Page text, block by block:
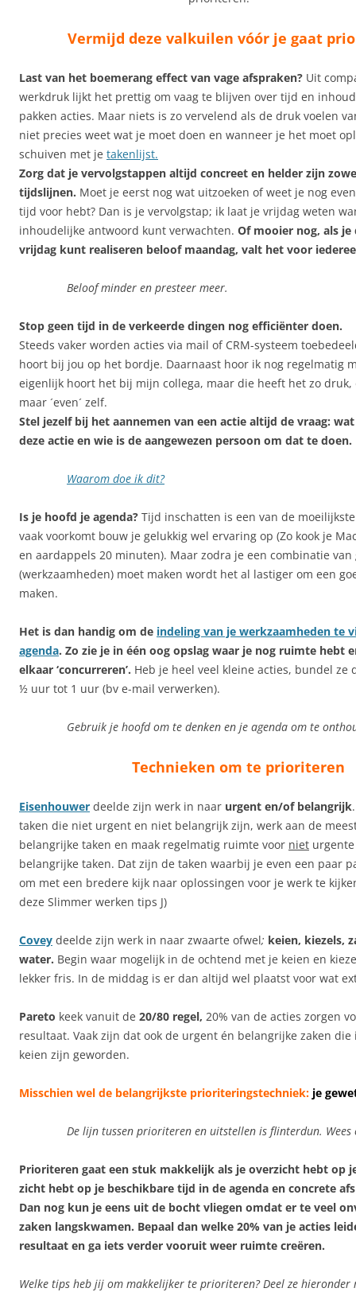
Vermijd deze valkuilen vóór je gaat
Last van het boemerang effect van vage afspraken? Uit
werkdruk lijkt het prettig om vaag te blijven over tijd en
pakken acties. Maar niets is zo vervelend als de druk voelen
niet precies weet wat je moet doen en wanneer je het moet
schuiven met je takenlijst.
Zorg dat je vervolgstappen altijd concreet en helder zijn
tijdslijnen. Moet je eerst nog wat uitzoeken of weet je nog
tijd voor hebt? Dan is je vervolgstap; ik laat je vrijdag weten
inhoudelijke antwoord kunt verwachten. Of mooier nog, als
vrijdag kunt realiseren beloof maandag, valt het voor
Beloof minder en presteer meer.
Stop geen tijd in de verkeerde dingen nog efficiënter doen.
Steeds vaker worden acties via mail of CRM-systeem
hoort bij jou op het bordje. Daarnaast hoor ik nog regelmatig
eigenlijk hoort het bij mijn collega, maar die heeft het zo druk,
maar ´even´ zelf.
Stel jezelf bij het aannemen van een actie altijd de vraag:
deze actie en wie is de aangewezen persoon om dat te doen.
Waarom doe ik dit?
Is je hoofd je agenda? Tijd inschatten is een van de
vaak voorkomt bouw je gelukkig wel ervaring op (Zo kook je
en aardappels 20 minuten). Maar zodra je een combinatie van
(werkzaamheden) moet maken wordt het al lastiger om een
maken.
Het is dan handig om de indeling van je werkzaamheden te
agenda. Zo zie je in één oog opslag waar je nog ruimte hebt
elkaar ‘concurreren’. Heb je heel veel kleine acties, bundel ze
½ uur tot 1 uur (bv e-mail verwerken).
Gebruik je hoofd om te denken en je agenda om te
Technieken om te prioriteren
Eisenhouwer deelde zijn werk in naar urgent en/of belangrijk
taken die niet urgent en niet belangrijk zijn, werk aan de
belangrijke taken en maak regelmatig ruimte voor niet
belangrijke taken. Dat zijn de taken waarbij je even een paar
om met een bredere kijk naar oplossingen voor je werk te
deze Slimmer werken tips J)
Covey deelde zijn werk in naar zwaarte ofwel; keien, kiezels,
water. Begin waar mogelijk in de ochtend met je keien en
lekker fris. In de middag is er dan altijd wel plaatst voor wat
Pareto keek vanuit de 20/80 regel, 20% van de acties zorgen
resultaat. Vaak zijn dat ook de urgent én belangrijke zaken
keien zijn geworden.
Misschien wel de belangrijkste prioriteringstechniek: je
De lijn tussen prioriteren en uitstellen is flinterdun.
Prioriteren gaat een stuk makkelijk als je overzicht hebt op
zicht hebt op je beschikbare tijd in de agenda en concrete
Dan nog kun je eens uit de bocht vliegen omdat er te veel
zaken langskwamen. Bepaal dan welke 20% van je acties
resultaat en ga iets verder vooruit weer ruimte creëren.
Welke tips heb jij om makkelijker te prioriteren? Deel ze hieronder